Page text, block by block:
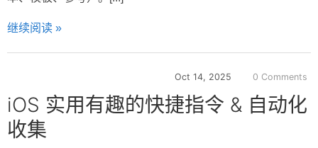
继续阅读 »
Oct 14, 2025 0 Comments
iOS 实用有趣的快捷指令 & 自动化
收集